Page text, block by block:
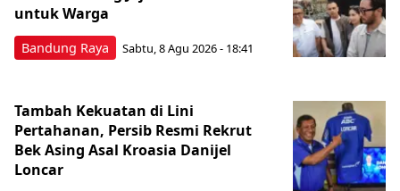
Bandung Raya
untuk Warga
Sabtu, 8 Agu 2026 - 18:41
Tambah Kekuatan di Lini
Pertahanan, Persib Resmi Rekrut
Bek Asing Asal Kroasia Danijel
Loncar